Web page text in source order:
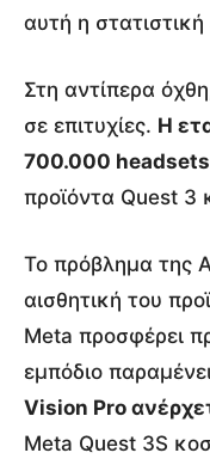
αυτή η στατιστική
Στη αντίπερα
σε επιτυχίες. Η
700.000 headsets
προϊόντα Quest 3
Το πρόβλημα της
αισθητική του
Meta προσφέρει
εμπόδιο
Vision Pro
Meta Quest 3S